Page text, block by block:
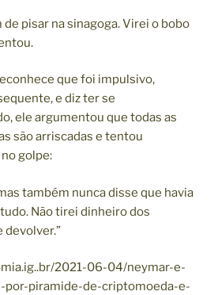
pisar na sinagoga. Virei o bobo
que foi impulsivo,
e diz ter se
ele argumentou que todas as
são arriscadas e tentou
golpe:
também nunca disse que havia
Não tirei dinheiro dos
devolver.”
2021-06-04/neymar-e-
por-piramide-de-criptomoeda-e-